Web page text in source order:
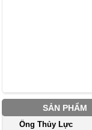
SẢN PHẨM
Ống Thủy Lực